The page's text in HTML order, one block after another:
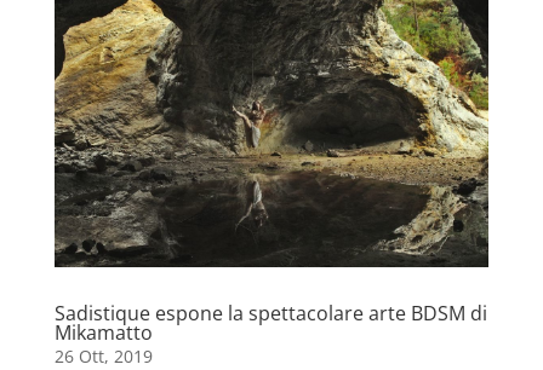
Sadistique espone la spettacolare arte BDSM di
Mikamatto
26 Ott, 2019